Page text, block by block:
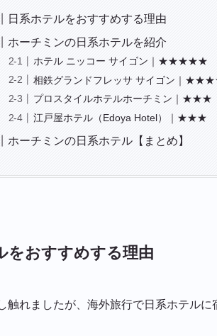
日系ホテルをおすすめする理由
ホーチミンの日系ホテルを紹介
ホテル ニッコー サイゴン｜★★★★★
相鉄グランドフレッサ サイゴン｜
プロスタイルホテルホーチミン｜★★★
江戸屋ホテル（Edoya Hotel）｜★★★
ホーチミンの日系ホテル【まとめ】
をおすすめする理由
触れましたが、海外旅行で日系ホテル